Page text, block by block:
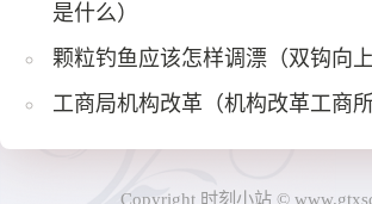
是什么）
颗粒钓鱼应该怎样调漂（双钩向
工商局机构改革（机构改革工商所
Copyright 时刻小站 ©